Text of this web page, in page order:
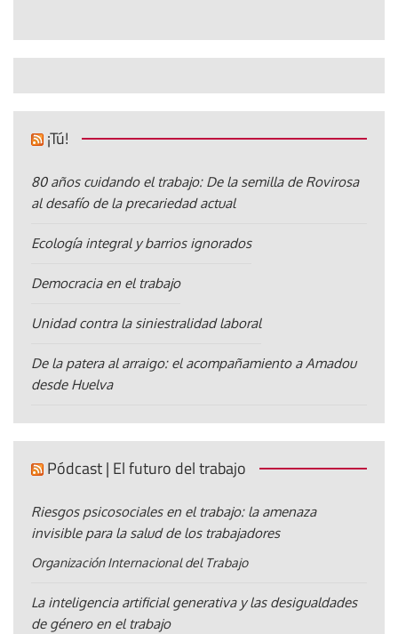
¡Tú!
80 años cuidando el trabajo: De la semilla de Rovirosa
al desafío de la precariedad actual
Ecología integral y barrios ignorados
Democracia en el trabajo
Unidad contra la siniestralidad laboral
De la patera al arraigo: el acompañamiento a Amadou
desde Huelva
Pódcast | El futuro del trabajo
Riesgos psicosociales en el trabajo: la amenaza
invisible para la salud de los trabajadores
Organización Internacional del Trabajo
La inteligencia artificial generativa y las desigualdades
de género en el trabajo